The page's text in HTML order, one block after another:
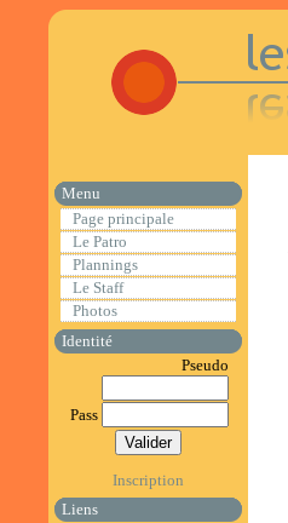
Menu
Page principale
Le Patro
Plannings
Le Staff
Photos
Identité
Pseudo
Pass
Inscription
Liens